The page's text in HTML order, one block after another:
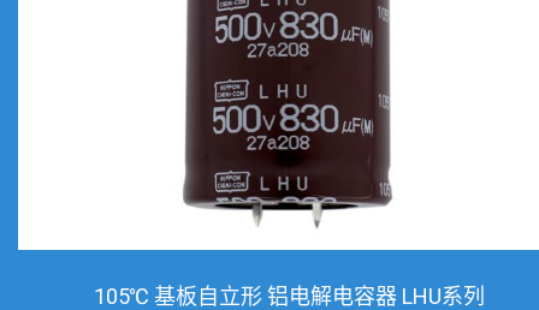
105℃ 基板自立形 铝电解电容器 LHU系列